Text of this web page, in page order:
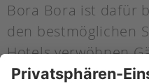
Bora Bora ist dafür
den bestmöglichen
Hotels verwöhnen
Flitterwochen mit